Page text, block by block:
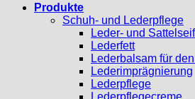
Produkte
Schuh- und Lederpflege
Leder- und
Lederfett
Lederbalsam für
Lederimprägnierung
Lederpflege
Lederpflegecreme